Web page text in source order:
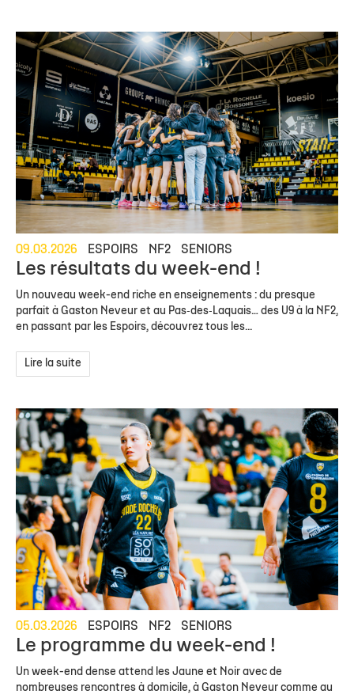
09.03.2026 ESPOIRS NF2 SENIORS
Les résultats du week-end !
Un nouveau week-end riche en enseignements : du presque
parfait à Gaston Neveur et au Pas‑des‑Laquais… des U9 à la NF2,
en passant par les Espoirs, découvrez tous les...
Lire la suite
05.03.2026 ESPOIRS NF2 SENIORS
Le programme du week-end !
Un week-end dense attend les Jaune et Noir avec de
nombreuses rencontres à domicile, à Gaston Neveur comme au